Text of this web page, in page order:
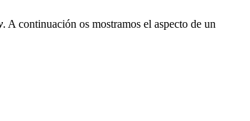
. A continuación os mostramos el aspecto de un